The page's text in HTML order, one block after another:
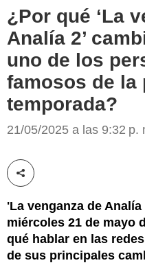
¿Por qué ‘La
Analía 2’
uno de los
famosos de la
temporada?
21/05/2025 a las 9:32 p.
Compartir esta noticia
'La venganza de
miércoles 21 de mayo
qué hablar en las
de sus principales